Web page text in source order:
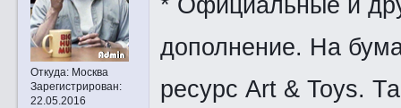
Откуда:Москва
Зарегистрирован:
22.05.2016
дополнениe. На
ресурс Art & Toys.